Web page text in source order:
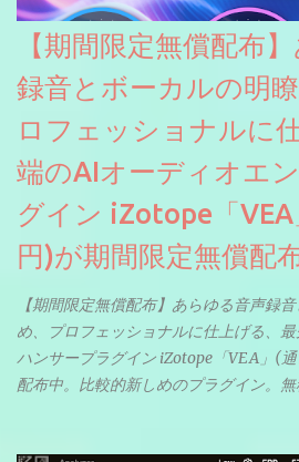
【期間限定無償配布
録音とボーカルの明
ロフェッショナルに
端のAIオーディオエ
グイン iZotope「VEA
円)が期間限定無償配
【期間限定無償配布】あらゆる音声録
め、プロフェッショナルに仕上げる、
ハンサープラグイン iZotope「VEA」(
配布中。比較的新しめのプラグイン。